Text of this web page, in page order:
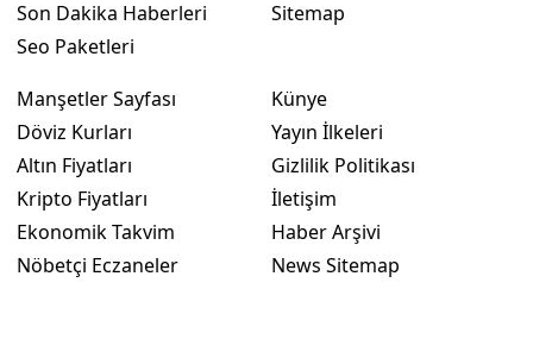
Son Dakika Haberleri
Seo Paketleri
Sitemap
Manşetler Sayfası
Döviz Kurları
Altın Fiyatları
Kripto Fiyatları
Ekonomik Takvim
Nöbetçi Eczaneler
Künye
Yayın İlkeleri
Gizlilik Politikası
İletişim
Haber Arşivi
News Sitemap